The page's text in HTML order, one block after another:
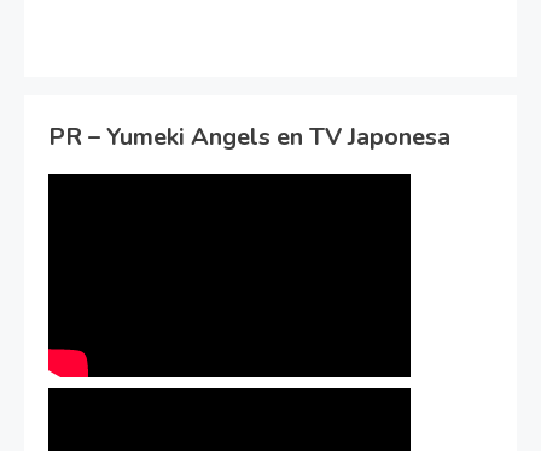
PR – Yumeki Angels en TV Japonesa